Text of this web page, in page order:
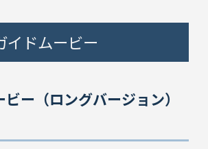
イドムービー
ー（ロングバージョン）